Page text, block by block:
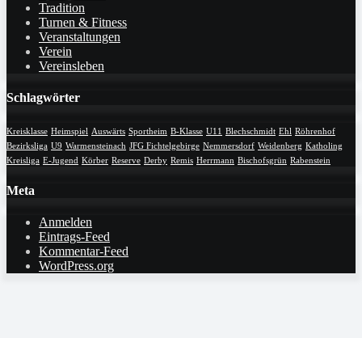
Tradition
Turnen & Fitness
Veranstaltungen
Verein
Vereinsleben
Schlagwörter
Kreisklasse Heimspiel Auswärts Sportheim B-Klasse U11 Blechschmidt Ehl Röhrenhof
Bezirksliga U9 Warmensteinach JFG Fichtelgebirge Nemmersdorf Weidenberg Katholing
Kreisliga E-Jugend Körber Reserve Derby Remis Herrmann Bischofsgrün Rabenstein
Meta
Anmelden
Eintrags-Feed
Kommentar-Feed
WordPress.org